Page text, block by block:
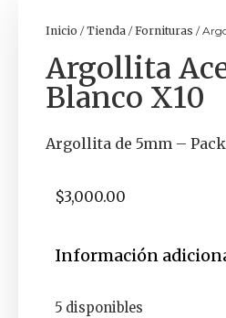
Inicio /Tienda /Fornituras /
Argollita
Blanco X10
Argollita de 5mm –
$3,000.00
Información
5 disponibles